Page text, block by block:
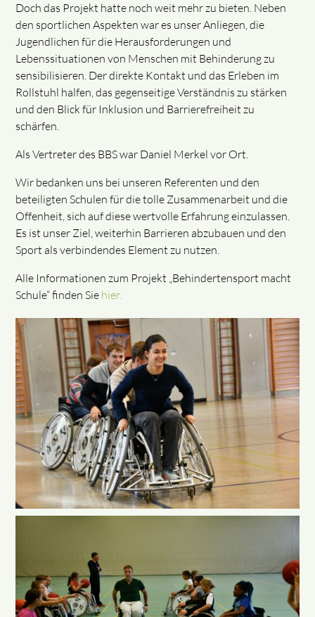
Doch das Projekt hatte noch weit mehr zu bieten. Neben
den sportlichen Aspekten war es unser Anliegen, die
Jugendlichen für die Herausforderungen und
Lebenssituationen von Menschen mit Behinderung zu
sensibilisieren. Der direkte Kontakt und das Erleben im
Rollstuhl halfen, das gegenseitige Verständnis zu stärken
und den Blick für Inklusion und Barrierefreiheit zu
schärfen.
Als Vertreter des BBS war Daniel Merkel vor Ort.
Wir bedanken uns bei unseren Referenten und den
beteiligten Schulen für die tolle Zusammenarbeit und die
Offenheit, sich auf diese wertvolle Erfahrung einzulassen.
Es ist unser Ziel, weiterhin Barrieren abzubauen und den
Sport als verbindendes Element zu nutzen.
Alle Informationen zum Projekt „Behindertensport macht
Schule“ finden Sie hier.